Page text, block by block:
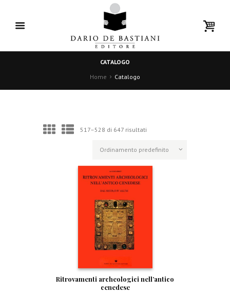
CATALOGO
Home
Catalogo
517–528 di 647 risultati
Ritrovamenti archeologici nell’antico
cenedese